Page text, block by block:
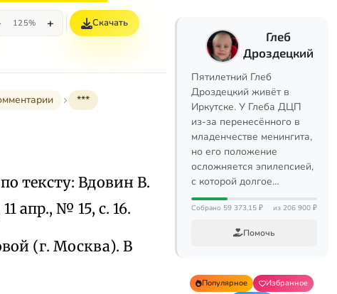
125% + Скачать
***
тексту: Вдовин В.
апр., № 15, с. 16.
(г. Москва). В
Глеб
Дроздецкий
Пятилетний Глеб
Дроздецкий живёт в
Иркутске. У Глеба ДЦП
из-за перенесённого в
младенчестве менингита,
но его положение
осложняется эпилепсией,
с которой долгое…
Собрано 59 373,15 ₽ из 206 900 ₽
Помочь
Популярное
Избранное